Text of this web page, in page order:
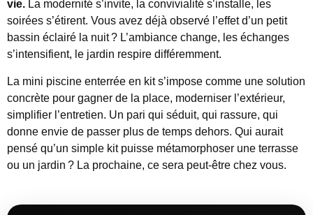
vie. La modernité s’invite, la convivialité s’installe, les
soirées s’étirent. Vous avez déjà observé l’effet d’un petit
bassin éclairé la nuit ? L’ambiance change, les échanges
s’intensifient, le jardin respire différemment.
La mini piscine enterrée en kit s’impose comme une solution
concrète pour gagner de la place, moderniser l’extérieur,
simplifier l’entretien. Un pari qui séduit, qui rassure, qui
donne envie de passer plus de temps dehors. Qui aurait
pensé qu’un simple kit puisse métamorphoser une terrasse
ou un jardin ? La prochaine, ce sera peut-être chez vous.